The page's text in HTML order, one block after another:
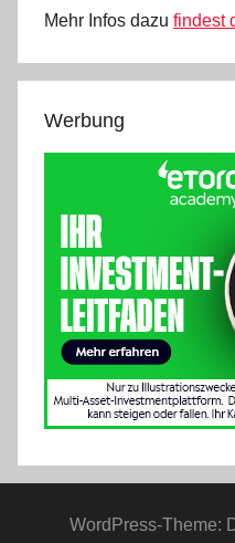
Mehr Infos dazu findest
Werbung
WordPress-Theme: